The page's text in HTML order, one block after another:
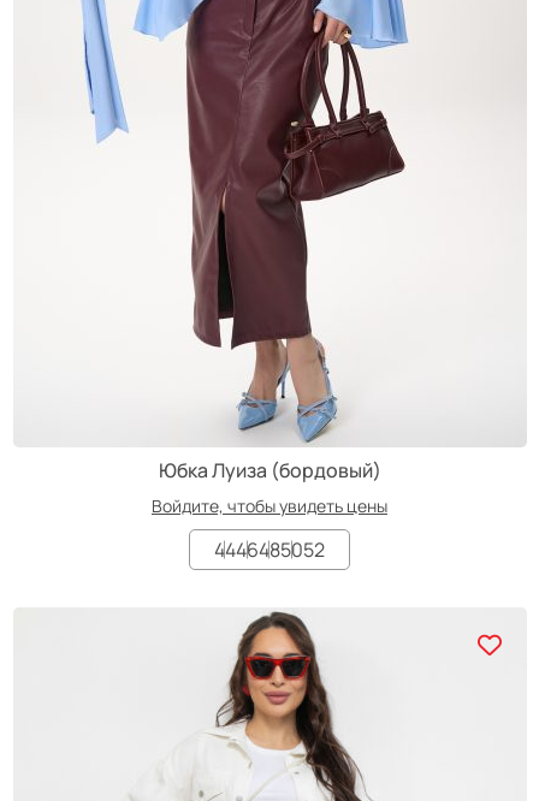
Юбка Луиза (бордовый)
Войдите, чтобы увидеть цены
4446485052